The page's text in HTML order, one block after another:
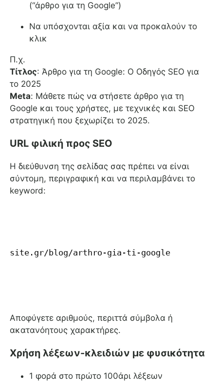
(“άρθρο για τη Google”)
Να υπόσχονται αξία και να προκαλούν το
κλικ
Π.χ.
Τίτλος: Άρθρο για τη Google: Ο Οδηγός SEO για
το 2025
Meta: Μάθετε πώς να στήσετε άρθρο για τη
Google και τους χρήστες, με τεχνικές και SEO
στρατηγική που ξεχωρίζει το 2025.
URL φιλική προς SEO
Η διεύθυνση της σελίδας σας πρέπει να είναι
σύντομη, περιγραφική και να περιλαμβάνει το
keyword:
site.gr/blog/arthro-gia-ti-google
Αποφύγετε αριθμούς, περιττά σύμβολα ή
ακατανόητους χαρακτήρες.
Χρήση λέξεων-κλειδιών με φυσικότητα
1 φορά στο πρώτο 100άρι λέξεων